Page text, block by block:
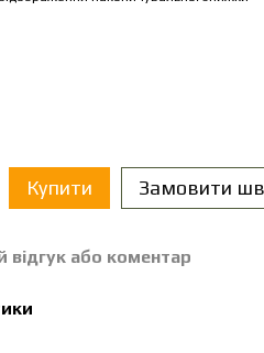
Купити Замовити
відгук або коментар